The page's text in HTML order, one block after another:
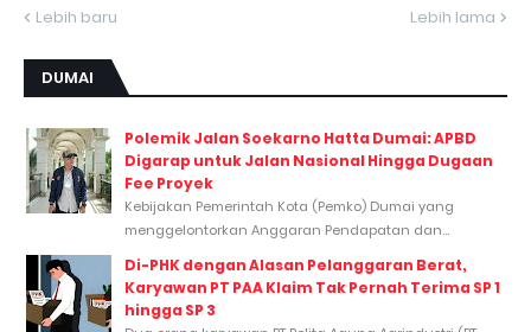
Lebih baru Lebih lama
DUMAI
Polemik Jalan Soekarno Hatta Dumai: APBD
Digarap untuk Jalan Nasional Hingga Dugaan
Fee Proyek
Kebijakan Pemerintah Kota (Pemko) Dumai yang
menggelontorkan Anggaran Pendapatan dan...
Di-PHK dengan Alasan Pelanggaran Berat,
Karyawan PT PAA Klaim Tak Pernah Terima SP 1
hingga SP 3